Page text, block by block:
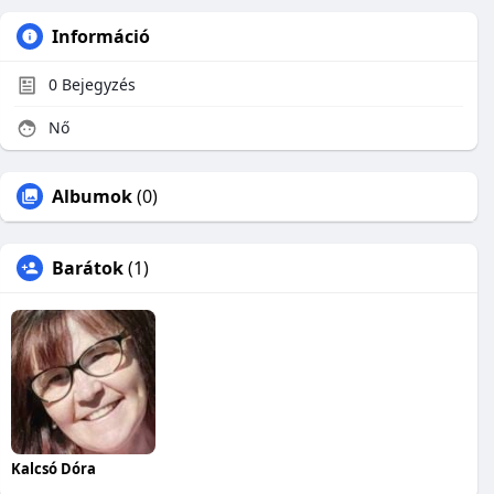
Információ
0 Bejegyzés
Nő
Albumok(0)
Barátok(1)
Kalcsó Dóra